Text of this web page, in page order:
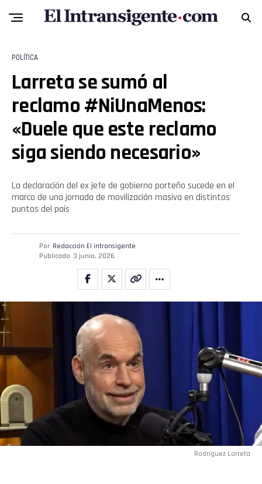
POLÍTICA
Larreta se sumó al
reclamo #NiUnaMenos:
«Duele que este reclamo
siga siendo necesario»
La declaración del ex jefe de gobierno porteño sucede en el
marco de una jornada de movilización masiva en distintos
puntos del país
Por Redacción El intransigente
Publicado 3 junio, 2026
Rodríguez Larreta